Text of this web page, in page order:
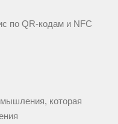
по QR-кодам и NFC
которая